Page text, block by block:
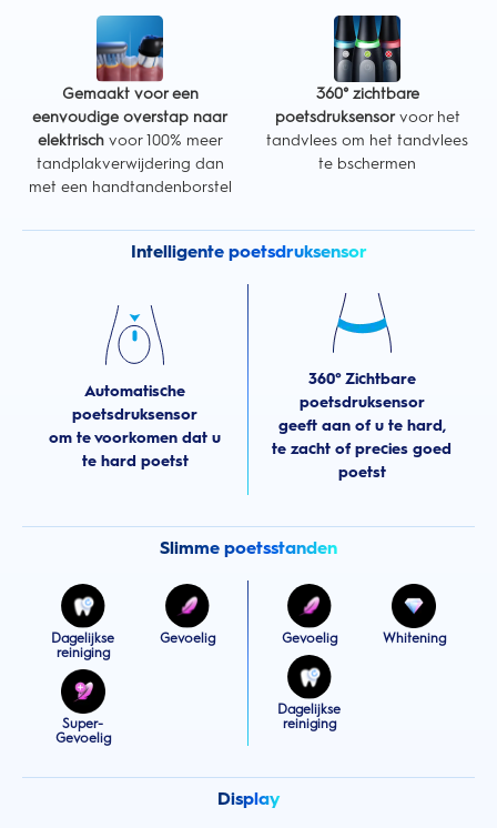
Gemaakt voor een
eenvoudige overstap naar
elektrischvoor 100% meer
tandplakverwijdering dan
met een handtandenborstel
360° zichtbare
poetsdruksensorvoor het
tandvlees om het tandvlees
te bschermen
Intelligente poetsdruksensor
Automatische
poetsdruksensor
om te voorkomen dat u
te hard poetst
360° Zichtbare
poetsdruksensor
geeft aan of u te hard,
te zacht of precies goed
poetst
Slimme poetsstanden
Dagelijkse
reiniging
Gevoelig
Super-
Gevoelig
Gevoelig Whitening
Dagelijkse
reiniging
Display